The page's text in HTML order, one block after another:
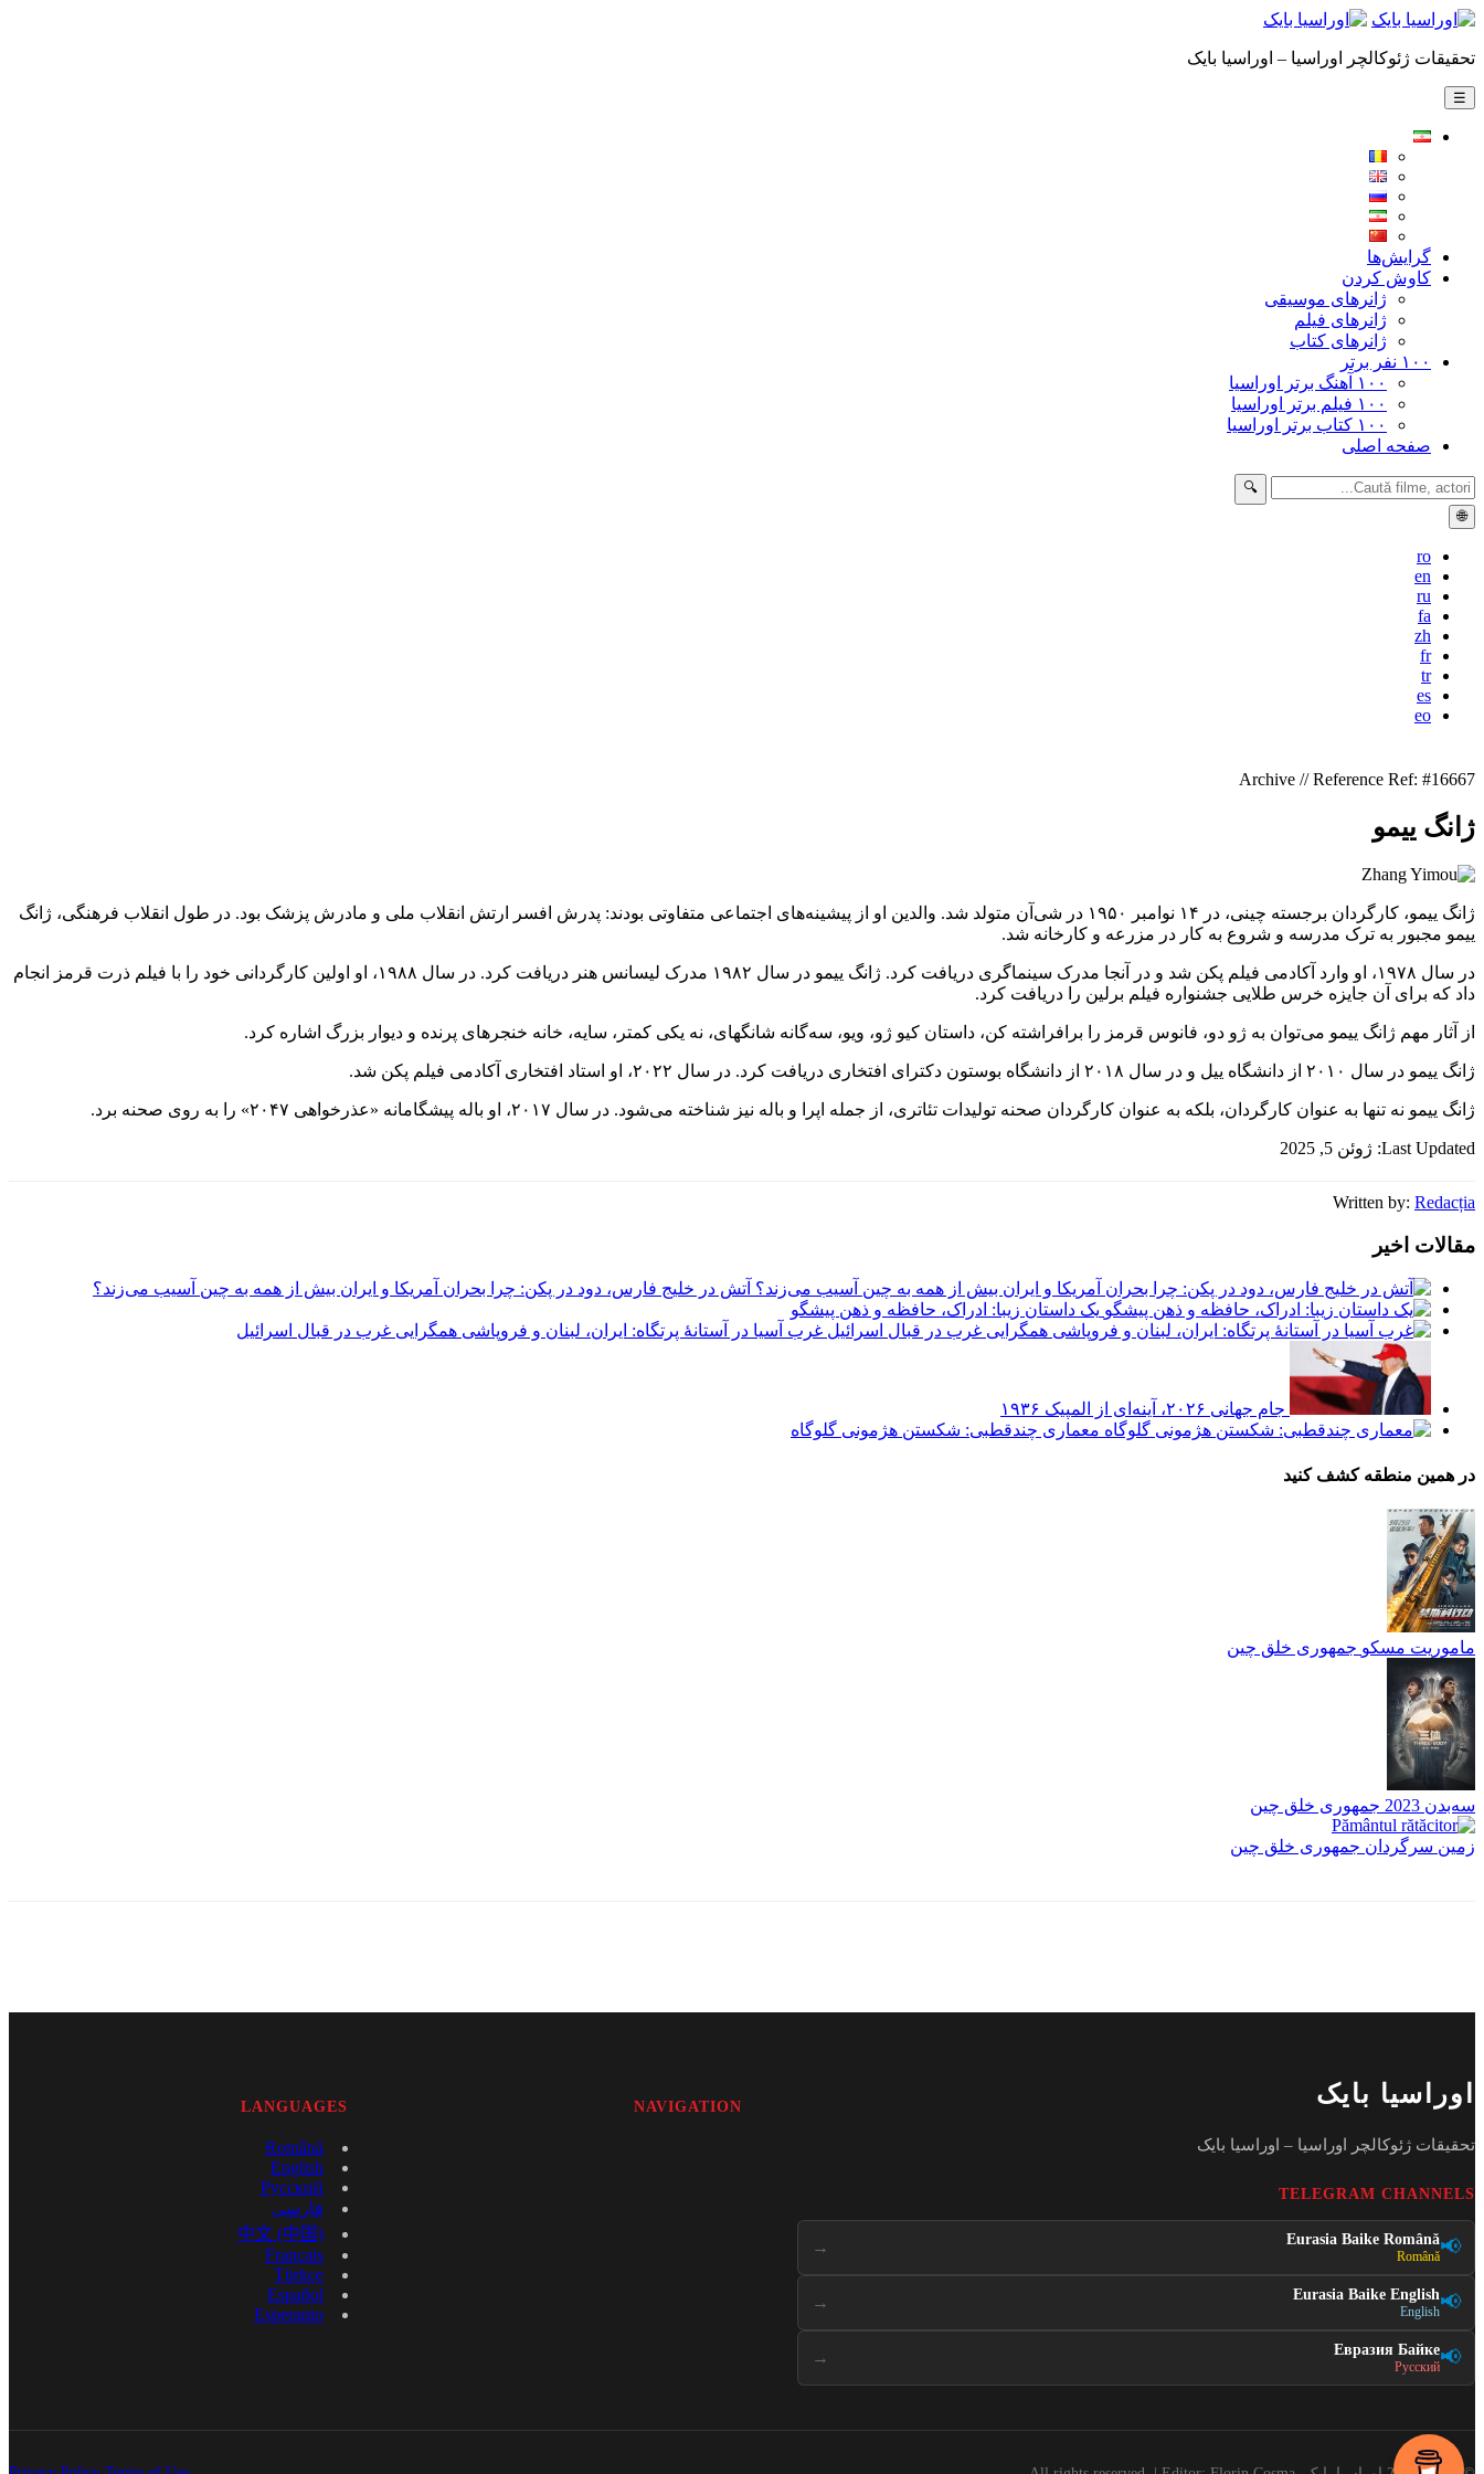
تحقیقات ژئوکالچر اوراسیا – اوراسیا بایک
☰
گرایش‌ها
کاوش کردن
ژانرهای موسیقی
ژانرهای فیلم
ژانرهای کتاب
۱۰۰ نفر برتر
۱۰۰ آهنگ برتر اوراسیا
۱۰۰ فیلم برتر اوراسیا
۱۰۰ کتاب برتر اوراسیا
صفحه اصلی
🔍
🌐
ro
en
ru
fa
zh
fr
tr
es
eo
Archive // Reference Ref: #16667
ژانگ ییمو
ژانگ ییمو، کارگردان برجسته چینی، در ۱۴ نوامبر ۱۹۵۰ در شی‌آن متولد شد. والدین او از پیشینه‌های اجتماعی متفاوتی بودند: پدرش افسر ارتش انقلاب ملی و مادرش پزشک بود. در طول انقلاب فرهنگی، ژانگ
ییمو مجبور به ترک مدرسه و شروع به کار در مزرعه و کارخانه شد.
در سال ۱۹۷۸، او وارد آکادمی فیلم پکن شد و در آنجا مدرک سینماگری دریافت کرد. ژانگ ییمو در سال ۱۹۸۲ مدرک لیسانس هنر دریافت کرد. در سال ۱۹۸۸، او اولین کارگردانی خود را با فیلم ذرت قرمز انجام
داد که برای آن جایزه خرس طلایی جشنواره فیلم برلین را دریافت کرد.
از آثار مهم ژانگ ییمو می‌توان به ژو دو، فانوس قرمز را برافراشته کن، داستان کیو ژو، ویو، سه‌گانه شانگهای، نه یکی کمتر، سایه، خانه خنجرهای پرنده و دیوار بزرگ اشاره کرد.
ژانگ ییمو در سال ۲۰۱۰ از دانشگاه ییل و در سال ۲۰۱۸ از دانشگاه بوستون دکترای افتخاری دریافت کرد. در سال ۲۰۲۲، او استاد افتخاری آکادمی فیلم پکن شد.
ژانگ ییمو نه تنها به عنوان کارگردان، بلکه به عنوان کارگردان صحنه تولیدات تئاتری، از جمله اپرا و باله نیز شناخته می‌شود. در سال ۲۰۱۷، او باله پیشگامانه «عذرخواهی ۲۰۴۷» را به روی صحنه برد.
Last Updated: ژوئن 5, 2025
Written by: Redacția
مقالات اخیر
آتش در خلیج فارس، دود در پکن: چرا بحران آمریکا و ایران بیش از همه به چین آسیب می‌زند؟
یک داستان زیبا: ادراک، حافظه و ذهن پیشگو
غرب آسیا در آستانهٔ پرتگاه: ایران، لبنان و فروپاشی همگرایی غرب در قبال اسرائیل
جام جهانی ۲۰۲۶، آینه‌ای از المپیک ۱۹۳۶
معماری چندقطبی: شکستن هژمونی گلوگاه
در همین منطقه کشف کنید
ماموریت مسکو جمهوری خلق چین
سه‌بدن 2023 جمهوری خلق چین
زمین سرگردان جمهوری خلق چین
اوراسیا بایک
تحقیقات ژئوکالچر اوراسیا – اوراسیا بایک
TELEGRAM CHANNELS
📢
Eurasia Baike Română
Română
→
📢
Eurasia Baike English
English
→
📢
Евразия Байке
Русский
→
NAVIGATION
LANGUAGES
Română
English
Русский
فارسی
中文 (中国)
Français
Türkçe
Español
Esperanto